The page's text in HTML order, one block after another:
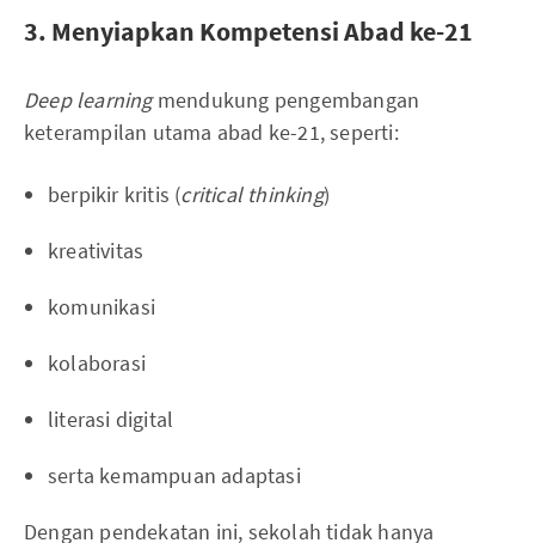
3. Menyiapkan Kompetensi Abad ke-21
Deep learningmendukung pengembangan
keterampilan utama abad ke-21, seperti:
berpikir kritis (critical thinking)
kreativitas
komunikasi
kolaborasi
literasi digital
serta kemampuan adaptasi
Dengan pendekatan ini, sekolah tidak hanya